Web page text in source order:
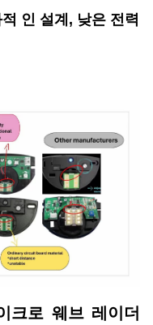
인 설계, 낮은 전력
크로 웨브 레이더